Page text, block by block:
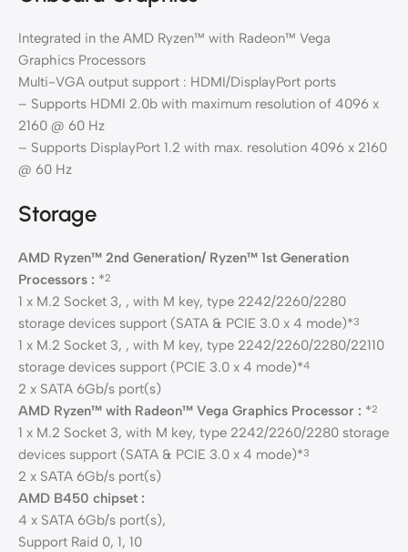
Integrated in the AMD Ryzen™ with Radeon™ Vega
Graphics Processors
Multi-VGA output support : HDMI/DisplayPort ports
– Supports HDMI 2.0b with maximum resolution of 4096 x
2160 @ 60 Hz
– Supports DisplayPort 1.2 with max. resolution 4096 x 2160
@ 60 Hz
Storage
AMD Ryzen™ 2nd Generation/ Ryzen™ 1st Generation
Processors : *2
1 x M.2 Socket 3, , with M key, type 2242/2260/2280
storage devices support (SATA & PCIE 3.0 x 4 mode)*3
1 x M.2 Socket 3, , with M key, type 2242/2260/2280/22110
storage devices support (PCIE 3.0 x 4 mode)*4
2 x SATA 6Gb/s port(s)
AMD Ryzen™ with Radeon™ Vega Graphics Processor : *2
1 x M.2 Socket 3, with M key, type 2242/2260/2280 storage
devices support (SATA & PCIE 3.0 x 4 mode)*3
2 x SATA 6Gb/s port(s)
AMD B450 chipset :
4 x SATA 6Gb/s port(s),
Support Raid 0, 1, 10